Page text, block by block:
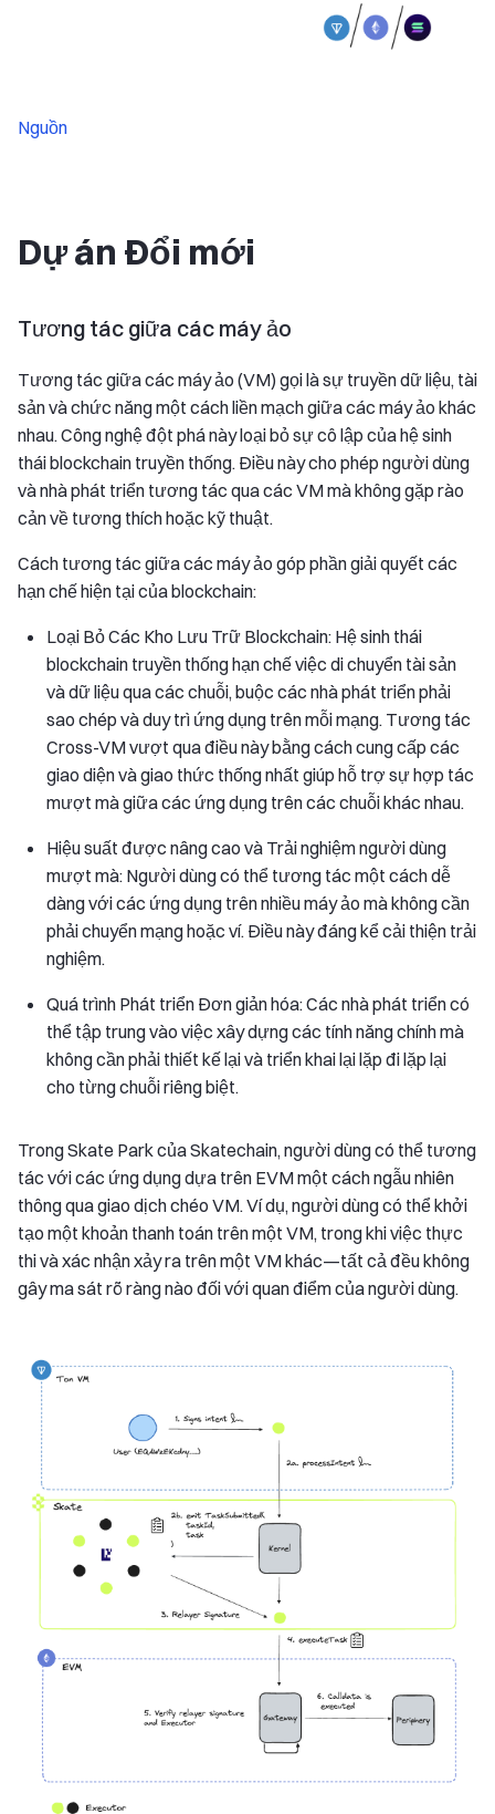
Nguồn
Dự án Đổi mới
Tương tác giữa các máy ảo
Tương tác giữa các máy ảo (VM) gọi là sự truyền dữ liệu, tài
sản và chức năng một cách liền mạch giữa các máy ảo khác
nhau. Công nghệ đột phá này loại bỏ sự cô lập của hệ sinh
thái blockchain truyền thống. Điều này cho phép người dùng
và nhà phát triển tương tác qua các VM mà không gặp rào
cản về tương thích hoặc kỹ thuật.
Cách tương tác giữa các máy ảo góp phần giải quyết các
hạn chế hiện tại của blockchain:
Loại Bỏ Các Kho Lưu Trữ Blockchain: Hệ sinh thái
blockchain truyền thống hạn chế việc di chuyển tài sản
và dữ liệu qua các chuỗi, buộc các nhà phát triển phải
sao chép và duy trì ứng dụng trên mỗi mạng. Tương tác
Cross-VM vượt qua điều này bằng cách cung cấp các
giao diện và giao thức thống nhất giúp hỗ trợ sự hợp tác
mượt mà giữa các ứng dụng trên các chuỗi khác nhau.
Hiệu suất được nâng cao và Trải nghiệm người dùng
mượt mà: Người dùng có thể tương tác một cách dễ
dàng với các ứng dụng trên nhiều máy ảo mà không cần
phải chuyển mạng hoặc ví. Điều này đáng kể cải thiện trải
nghiệm.
Quá trình Phát triển Đơn giản hóa: Các nhà phát triển có
thể tập trung vào việc xây dựng các tính năng chính mà
không cần phải thiết kế lại và triển khai lại lặp đi lặp lại
cho từng chuỗi riêng biệt.
Trong Skate Park của Skatechain, người dùng có thể tương
tác với các ứng dụng dựa trên EVM một cách ngẫu nhiên
thông qua giao dịch chéo VM. Ví dụ, người dùng có thể khởi
tạo một khoản thanh toán trên một VM, trong khi việc thực
thi và xác nhận xảy ra trên một VM khác—tất cả đều không
gây ma sát rõ ràng nào đối với quan điểm của người dùng.